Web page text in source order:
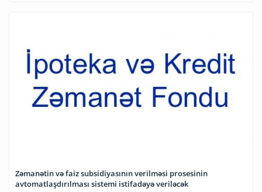
Zəmanətin və faiz subsidiyasının verilməsi prosesinin
avtomatlaşdırılması sistemi istifadəyə veriləcək